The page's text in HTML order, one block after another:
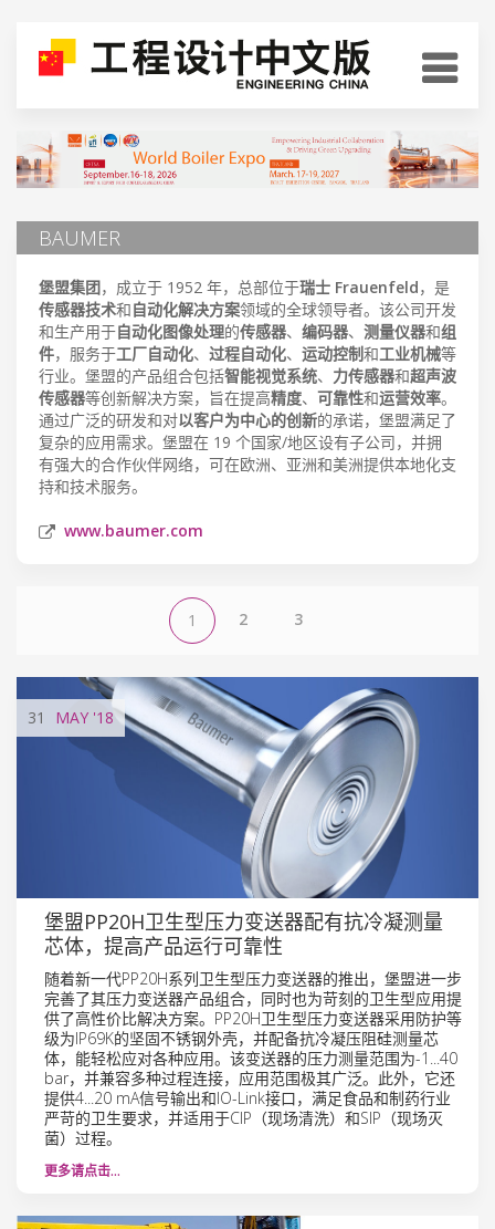
BAUMER
堡盟集团，成立于 1952 年，总部位于瑞士 Frauenfeld，是
传感器技术和自动化解决方案领域的全球领导者。该公司开发
和生产用于自动化图像处理的传感器、 编码器、 测量仪器和组
件，服务于工厂自动化、 过程自动化、 运动控制和工业机械等
行业。堡盟的产品组合包括智能视觉系统、 力传感器和超声波
传感器等创新解决方案，旨在提高精度、 可靠性和运营效率。
通过广泛的研发和对以客户为中心的创新的承诺，堡盟满足了
复杂的应用需求。堡盟在 19 个国家/地区设有子公司，并拥
有强大的合作伙伴网络，可在欧洲、亚洲和美洲提供本地化支
持和技术服务。
www.baumer.com
1 2 3
31 MAY '18
堡盟PP20H卫生型压力变送器配有抗冷凝测量
芯体，提高产品运行可靠性
随着新一代PP20H系列卫生型压力变送器的推出，堡盟进一步
完善了其压力变送器产品组合，同时也为苛刻的卫生型应用提
供了高性价比解决方案。PP20H卫生型压力变送器采用防护等
级为IP69K的坚固不锈钢外壳，并配备抗冷凝压阻硅测量芯
体，能轻松应对各种应用。该变送器的压力测量范围为-1...40
bar，并兼容多种过程连接，应用范围极其广泛。此外，它还
提供4...20 mA信号输出和IO-Link接口，满足食品和制药行业
严苛的卫生要求，并适用于CIP（现场清洗）和SIP（现场灭
菌）过程。
更多请点击…